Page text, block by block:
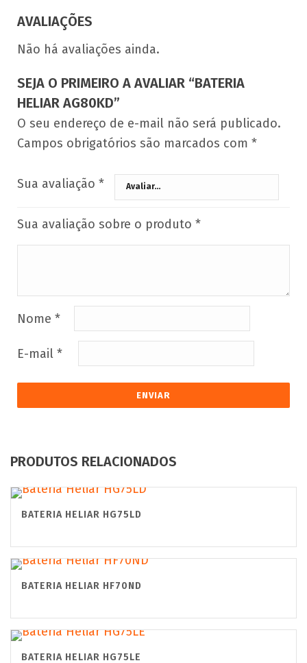
AVALIAÇÕES
Não há avaliações ainda.
SEJA O PRIMEIRO A AVALIAR “BATERIA
HELIAR AG80KD”
O seu endereço de e-mail não será publicado.
Campos obrigatórios são marcados com *
Sua avaliação *
Sua avaliação sobre o produto *
Nome *
E-mail *
PRODUTOS RELACIONADOS
BATERIA HELIAR HG75LD
BATERIA HELIAR HF70ND
BATERIA HELIAR HG75LE